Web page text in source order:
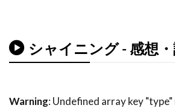
デイヴィッド・マメット
デ
デクスター・フレッチャー
シャイニング - 感想
Warning: Undefined array key "type"